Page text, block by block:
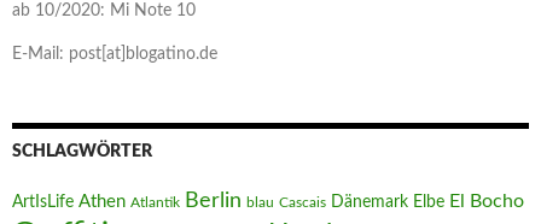
ab 10/2020: Mi Note 10
E-Mail: post[at]blogatino.de
SCHLAGWÖRTER
ArtIsLife Athen Atlantik Berlin blau Cascais Dänemark Elbe El Bocho